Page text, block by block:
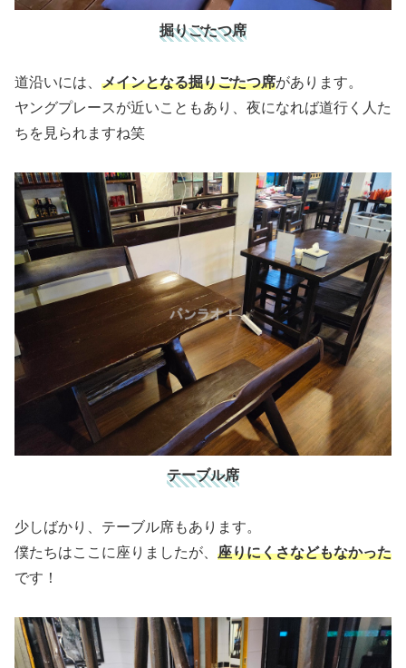
掘りごたつ席
道沿いには、 メインとなる掘りごたつ席があります。
ヤングプレースが近いこともあり、夜になれば道行く人た
ちを見られますね笑
テーブル席
少しばかり、テーブル席もあります。
僕たちはここに座りましたが、 座りにくさなどもなかった
です！